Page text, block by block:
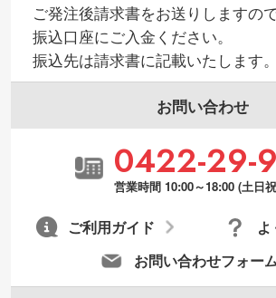
ご発注後請求書をお送りしますの
振込口座にご入金ください。
振込先は請求書に記載いたします。
お問い合わせ
0422-29-
営業時間 10:00～18:00 (土日
お問い合わせフォー
ご利用ガイド